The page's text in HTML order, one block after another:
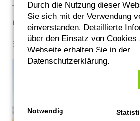
TIPP: Wer jetzt plant, startet
neue Outdoor-Saison im
Schön, für Sie zu arbeiten.
Durch die Nutzung dieser
Sie sich mit der Verwendung
einverstanden. Detaillierte
über den Einsatz von Cookies
Webseite erhalten Sie in der
Datenschutzerklärung.
Notwendig